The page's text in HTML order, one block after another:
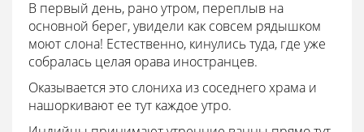
В первый день, рано утром, переплыв на
основной берег, увидели как совсем рядышком
моют слона! Естественно, кинулись туда, где уже
собралась целая орава иностранцев.
Оказывается это слониха из соседнего храма и
нашоркивают ее тут каждое утро.